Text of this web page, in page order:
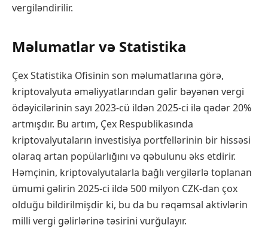
vergiləndirilir.
Məlumatlar və Statistika
Çex Statistika Ofisinin son məlumatlarına görə,
kriptovalyuta əməliyyatlarından gəlir bəyənən vergi
ödəyicilərinin sayı 2023-cü ildən 2025-ci ilə qədər 20%
artmışdır. Bu artım, Çex Respublikasında
kriptovalyutaların investisiya portfellərinin bir hissəsi
olaraq artan popülarlığını və qəbulunu əks etdirir.
Həmçinin, kriptovalyutalarla bağlı vergilərlə toplanan
ümumi gəlirin 2025-ci ildə 500 milyon CZK-dan çox
olduğu bildirilmişdir ki, bu da bu rəqəmsal aktivlərin
milli vergi gəlirlərinə təsirini vurğulayır.